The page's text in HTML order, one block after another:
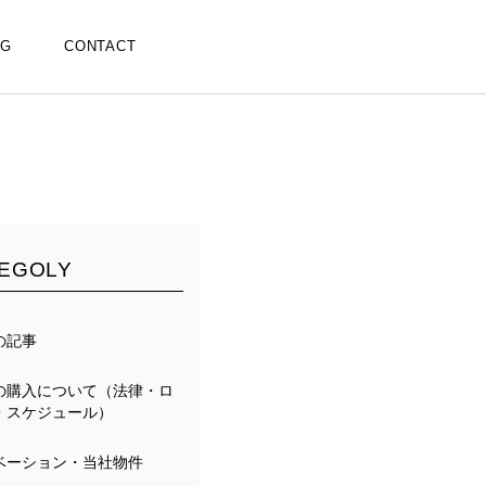
CONTACT
記事
購入について（法律・ロ
スケジュール）
ーション・当社物件